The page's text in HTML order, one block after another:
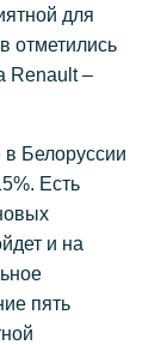
для
отметились
Renault –
Белоруссии
Есть
и на
пять